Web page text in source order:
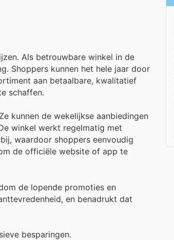
Als betrouwbare winkel in de
Shoppers kunnen het hele jaar door
aan betaalbare, kwalitatief
schaffen.
kunnen de wekelijkse aanbiedingen
winkel werkt regelmatig met
waardoor shoppers eenvoudig
de officiële website of app te
de lopende promoties en
en benadrukt dat
besparingen.